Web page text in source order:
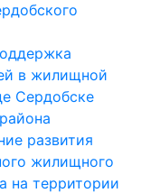
в жилищной
Сердобске
развития
жилищного
на территории